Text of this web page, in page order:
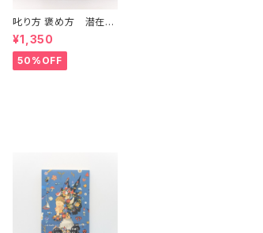
叱り方 褒め方 潜在意
識教育法叢書
¥1,350
50%OFF